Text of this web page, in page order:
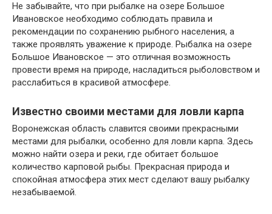
Не забывайте, что при рыбалке на озере Большое
Ивановское необходимо соблюдать правила и
рекомендации по сохранению рыбного населения, а
также проявлять уважение к природе. Рыбалка на озере
Большое Ивановское — это отличная возможность
провести время на природе, насладиться рыболовством и
расслабиться в красивой атмосфере.
Известно своими местами для ловли карпа
Воронежская область славится своими прекрасными
местами для рыбалки, особенно для ловли карпа. Здесь
можно найти озера и реки, где обитает большое
количество карповой рыбы. Прекрасная природа и
спокойная атмосфера этих мест сделают вашу рыбалку
незабываемой.